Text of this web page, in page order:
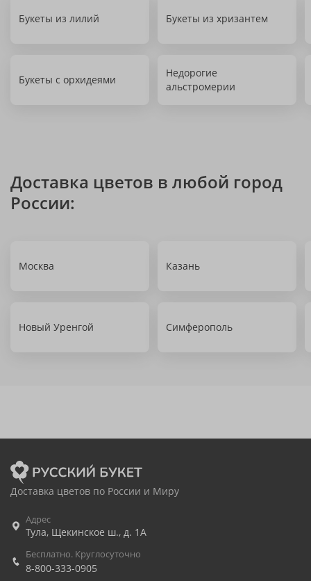
Букеты из лилий Букеты из хризантем
Букеты с орхидеями
Недорогие
альстромерии
Доставка цветов в любой город
России:
Москва Казань
Новый Уренгой Симферополь
Доставка цветов по России и Миру
Адрес
Тула, Щекинское ш., д. 1А
Бесплатно. Круглосуточно
8-800-333-0905